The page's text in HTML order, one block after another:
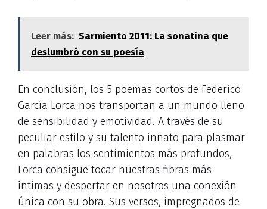
Leer más: Sarmiento 2011: La sonatina que
deslumbró con su poesía
En conclusión, los 5 poemas cortos de Federico
García Lorca nos transportan a un mundo lleno
de sensibilidad y emotividad. A través de su
peculiar estilo y su talento innato para plasmar
en palabras los sentimientos más profundos,
Lorca consigue tocar nuestras fibras más
íntimas y despertar en nosotros una conexión
única con su obra. Sus versos, impregnados de